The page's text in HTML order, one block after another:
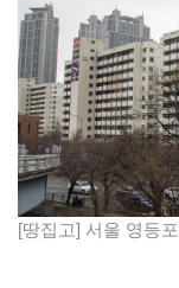
[땅집고] 서울 영등